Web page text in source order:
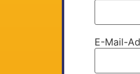
E-Mail-